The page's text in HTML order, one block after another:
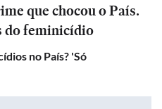
que chocou o País.
do feminicídio
no País? 'Só